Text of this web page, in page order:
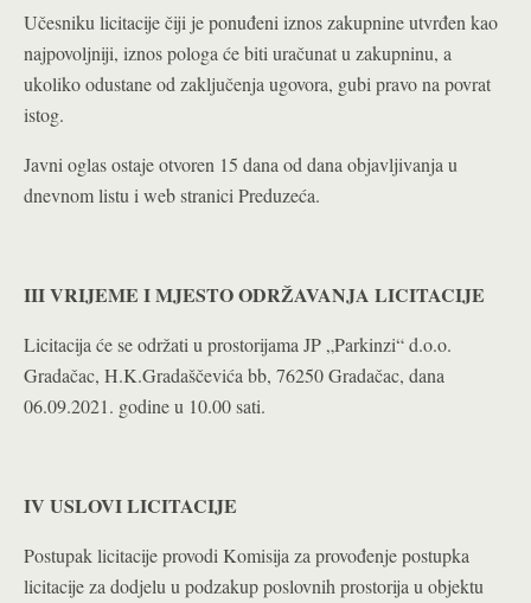
Učesniku licitacije čiji je ponuđeni iznos zakupnine utvrđen kao
najpovoljniji, iznos pologa će biti uračunat u zakupninu, a
ukoliko odustane od zaključenja ugovora, gubi pravo na povrat
istog.
Javni oglas ostaje otvoren 15 dana od dana objavljivanja u
dnevnom listu i web stranici Preduzeća.
III VRIJEME I MJESTO ODRŽAVANJA LICITACIJE
Licitacija će se održati u prostorijama JP „Parkinzi“ d.o.o.
Gradačac, H.K.Gradaščevića bb, 76250 Gradačac, dana
06.09.2021. godine u 10.00 sati.
IV USLOVI LICITACIJE
Postupak licitacije provodi Komisija za provođenje postupka
licitacije za dodjelu u podzakup poslovnih prostorija u objektu